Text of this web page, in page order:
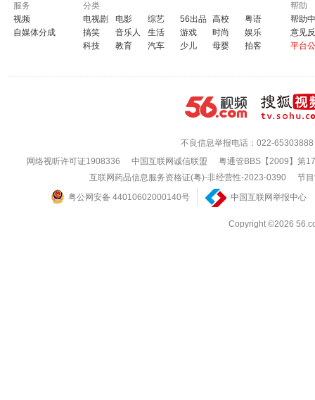
服务
视频
自媒体分成
分类
电视剧
电影 综艺 56出品 高校
粤语
搞笑
音乐人 生活 游戏 时尚
娱乐
科技
教育 汽车 少儿 母婴 拍客
帮助
帮助
意见
平台
不良信息举报电话：022-65303888
网络视听许可证1908336
中国互联网诚信联盟
粤通管BBS【2009】第
互联网药品信息服务资格证(粤)-非经营性-2023-0390
节
粤公网安备 44010602000140号
中国互联网举报中心
Copyright ©2026